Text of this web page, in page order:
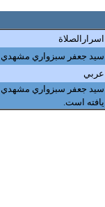
اسرارالصلاة
سيد جعفر سبزواري مشهدي
عربي
يافته است.